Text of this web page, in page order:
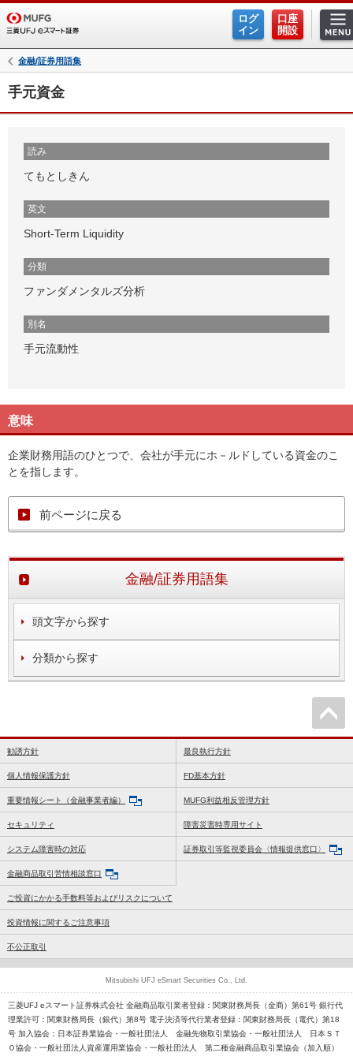
ログ
イン
口座
開設
金融/証券用語集
手元資金
読み
てもとしきん
英文
Short-Term Liquidity
分類
ファンダメンタルズ分析
別名
手元流動性
意味
企業財務用語のひとつで、会社が手元にホ－ルドしている資金のこ
とを指します。
前ページに戻る
金融/証券用語集
頭文字から探す
分類から探す
勧誘方針 最良執行方針
個人情報保護方針 FD基本方針
重要情報シート（金融事業者編） MUFG利益相反管理方針
セキュリティ 障害災害時専用サイト
システム障害時の対応 証券取引等監視委員会〈情報提供窓口〉
金融商品取引苦情相談窓口
ご投資にかかる手数料等およびリスクについて
投資情報に関するご注意事項
不公正取引
三菱UFJ eスマート証券株式会社 金融商品取引業者登録：関東財務局長（金商）第61号 銀行代
理業許可：関東財務局長（銀代）第8号 電子決済等代行業者登録：関東財務局長（電代）第18
号 加入協会：日本証券業協会・一般社団法人 金融先物取引業協会・一般社団法人 日本ＳＴ
Ｏ協会・一般社団法人資産運用業協会・一般社団法人 第二種金融商品取引業協会（加入順）
Mitsubishi UFJ eSmart Securities Co., Ltd.